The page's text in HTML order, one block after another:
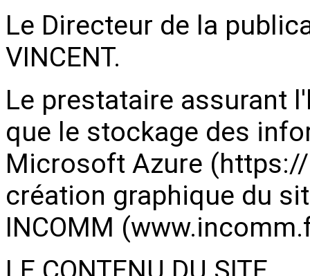
Le Directeur de la
VINCENT.
Le prestataire assurant
que le stockage des
Microsoft Azure (
création graphique du
INCOMM (